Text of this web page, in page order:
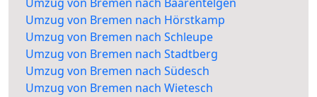
Umzug von Bremen nach Hörstkamp
Umzug von Bremen nach Schleupe
Umzug von Bremen nach Stadtberg
Umzug von Bremen nach Südesch
Umzug von Bremen nach Wietesch